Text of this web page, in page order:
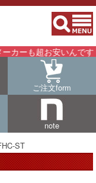
ーも超お安いんです！
ご注文form
note
ST